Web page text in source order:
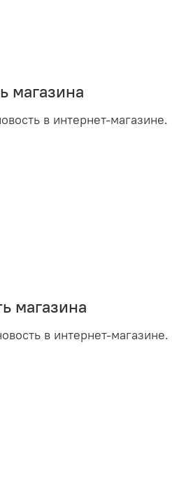
магазина
в интернет-магазине.
магазина
в интернет-магазине.